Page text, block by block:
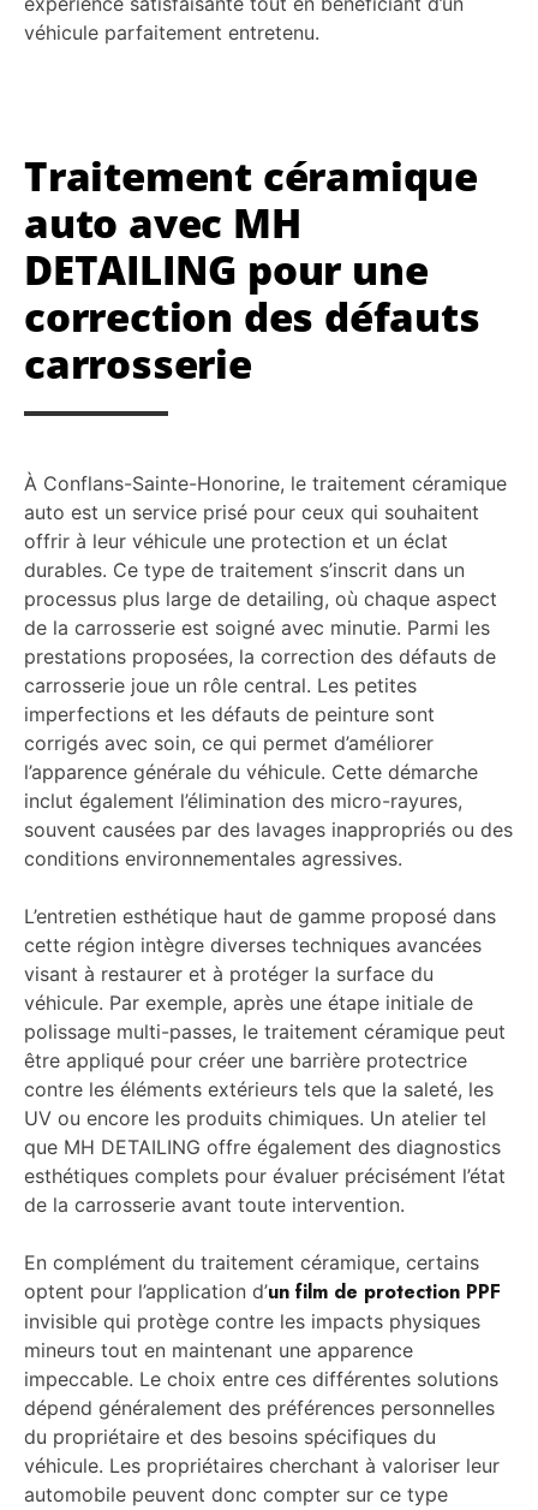
véhicule parfaitement entretenu.
Traitement céramique
auto avec MH
DETAILING pour une
correction des défauts
carrosserie
À Conflans-Sainte-Honorine, le traitement céramique
auto est un service prisé pour ceux qui souhaitent
offrir à leur véhicule une protection et un éclat
durables. Ce type de traitement s’inscrit dans un
processus plus large de detailing, où chaque aspect
de la carrosserie est soigné avec minutie. Parmi les
prestations proposées, la correction des défauts de
carrosserie joue un rôle central. Les petites
imperfections et les défauts de peinture sont
corrigés avec soin, ce qui permet d’améliorer
l’apparence générale du véhicule. Cette démarche
inclut également l’élimination des micro-rayures,
souvent causées par des lavages inappropriés ou des
conditions environnementales agressives.
L’entretien esthétique haut de gamme proposé dans
cette région intègre diverses techniques avancées
visant à restaurer et à protéger la surface du
véhicule. Par exemple, après une étape initiale de
polissage multi-passes, le traitement céramique peut
être appliqué pour créer une barrière protectrice
contre les éléments extérieurs tels que la saleté, les
UV ou encore les produits chimiques. Un atelier tel
que MH DETAILING offre également des diagnostics
esthétiques complets pour évaluer précisément l’état
de la carrosserie avant toute intervention.
En complément du traitement céramique, certains
optent pour l’application d’un film de protection PPF
invisible qui protège contre les impacts physiques
mineurs tout en maintenant une apparence
impeccable. Le choix entre ces différentes solutions
dépend généralement des préférences personnelles
du propriétaire et des besoins spécifiques du
véhicule. Les propriétaires cherchant à valoriser leur
automobile peuvent donc compter sur ce type